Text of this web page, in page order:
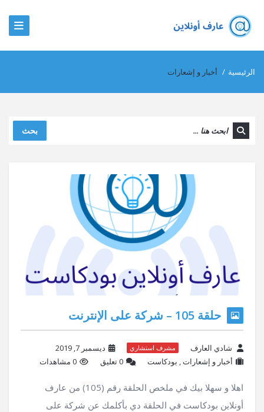
الرئيسية / أخبار و إشعارات
بحث
حلقة 105 – شركة على الإنترنت
شادي العارف مشرف استشاري
ديسمبر 7, 2019
أخبار و إشعارات, بودكاست ‫0 تعليق 0 مشاهدات
اهلا و سهلا بيك في ملخص الحلقة رقم (105) من عارف
أونلاين بودكاست في الحلقة دي بأكلمك عن شركة على